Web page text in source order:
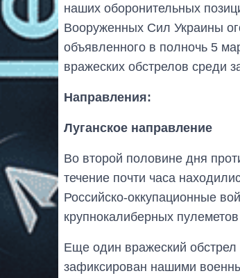
наших оборонительных
Вооруженных Сил Украины
объявленного в полночь 5
вражеских обстрелов среди
Направления:
Луганское направление
Во второй половине дня
течение почти часа
Российско-оккупационные
крупнокалиберных
Еще один вражеский обстрел
зафиксирован нашими